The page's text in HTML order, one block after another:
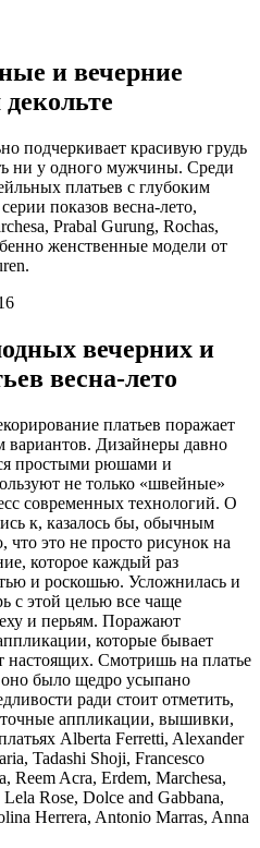
и вечерние
подчеркивает красивую грудь
ни у одного мужчины. Среди
платьев с глубоким
показов весна-лето,
Prabal Gurung, Rochas,
женственные модели от
вечерних и
весна-лето
платьев поражает
вариантов. Дизайнеры давно
простыми рюшами и
не только «швейные»
современных технологий. О
к, казалось бы, обычным
что это не просто рисунок на
которое каждый раз
и роскошью. Усложнилась и
с этой целью все чаще
и перьям. Поражают
которые бывает
настоящих. Смотришь на платье
оно было щедро усыпано
ради стоит отметить,
аппликации, вышивки,
Alberta Ferretti, Alexander
Tadashi Shoji, Francesco
Reem Acra, Erdem, Marchesa,
Rose, Dolce and Gabbana,
Herrera, Antonio Marras, Anna